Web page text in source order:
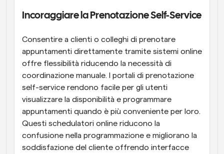
Incoraggiare la Prenotazione Self-Service
Consentire a clienti o colleghi di prenotare
appuntamenti direttamente tramite sistemi online
offre flessibilità riducendo la necessità di
coordinazione manuale. I portali di prenotazione
self-service rendono facile per gli utenti
visualizzare la disponibilità e programmare
appuntamenti quando è più conveniente per loro.
Questi schedulatori online riducono la
confusione nella programmazione e migliorano la
soddisfazione del cliente offrendo interfacce